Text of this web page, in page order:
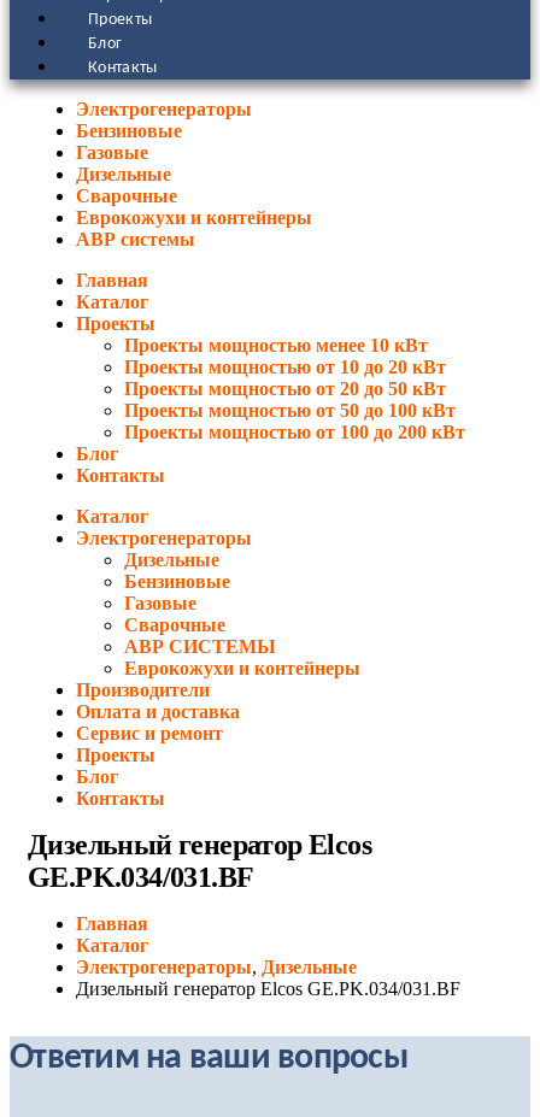
Проекты
Блог
Контакты
Электрогенераторы
Бензиновые
Газовые
Дизельные
Сварочные
Еврокожухи и контейнеры
АВР системы
Главная
Каталог
Проекты
Проекты мощностью менее 10 кВт
Проекты мощностью от 10 до 20 кВт
Проекты мощностью от 20 до 50 кВт
Проекты мощностью от 50 до 100 кВт
Проекты мощностью от 100 до 200 кВт
Блог
Контакты
Каталог
Электрогенераторы
Дизельные
Бензиновые
Газовые
Сварочные
АВР СИСТЕМЫ
Еврокожухи и контейнеры
Производители
Оплата и доставка
Сервис и ремонт
Проекты
Блог
Контакты
Дизельный генератор Elcos
GE.PK.034/031.BF
Главная
Каталог
Электрогенераторы, Дизельные
Дизельный генератор Elcos GE.PK.034/031.BF
Ответим на ваши вопросы